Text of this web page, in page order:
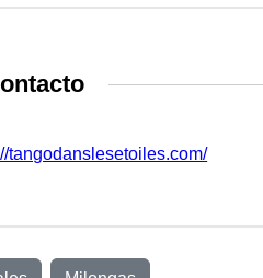
tangodanslesetoiles.com/